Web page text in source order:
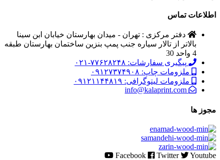
اطلاعات تماس
دفتر مرکزی : تهران - میدان بهارستان خیابان ابن سینا
بالاتر از تالار سیاره جنب پمپ بنزین ساختمان بهارستان طبقه
4 واحد 30
پیگیری سفارشات: ۷۷۶۲۸۲۴۸-۰۲۱
ملزومات چاپ: ۰۹۱۲۷۳۷۴۹۰۸
ملزومات لیتوگرافی: ۰۹۱۲۱۱۴۴۸۱۹
info@kalaprint.com
مجوز ها
Facebook Twitter Youtube